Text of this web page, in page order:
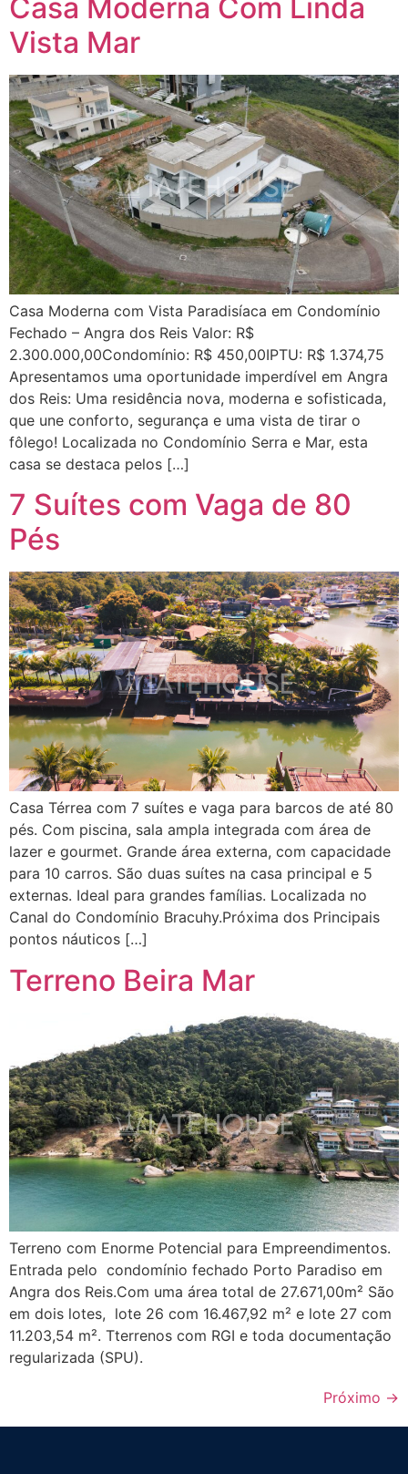
Casa Moderna Com Linda
Vista Mar
Casa Moderna com Vista Paradisíaca em Condomínio
Fechado – Angra dos Reis Valor: R$
2.300.000,00Condomínio: R$ 450,00IPTU: R$ 1.374,75
Apresentamos uma oportunidade imperdível em Angra
dos Reis: Uma residência nova, moderna e sofisticada,
que une conforto, segurança e uma vista de tirar o
fôlego! Localizada no Condomínio Serra e Mar, esta
casa se destaca pelos […]
7 Suítes com Vaga de 80
Pés
Casa Térrea com 7 suítes e vaga para barcos de até 80
pés. Com piscina, sala ampla integrada com área de
lazer e gourmet. Grande área externa, com capacidade
para 10 carros. São duas suítes na casa principal e 5
externas. Ideal para grandes famílias. Localizada no
Canal do Condomínio Bracuhy.Próxima dos Principais
pontos náuticos […]
Terreno Beira Mar
Terreno com Enorme Potencial para Empreendimentos.
Entrada pelo condomínio fechado Porto Paradiso em
Angra dos Reis.Com uma área total de 27.671,00m² São
em dois lotes, lote 26 com 16.467,92 m² e lote 27 com
11.203,54 m². Tterrenos com RGI e toda documentação
regularizada (SPU).
Próximo →